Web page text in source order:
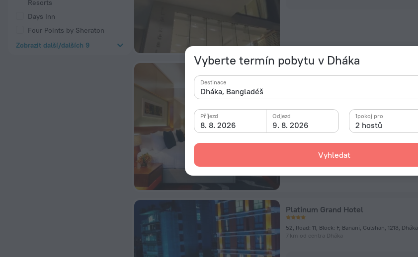
Vyberte termín pobytu v Dháka
Destinace
8. 8. 2026
Příjezd
9. 8. 2026
Odjezd
2 hostů
1pokoj pro
Vyhledat
Resorts
Days Inn
Four Points by Sheraton
Zobrazit další/dalších 9
6,9 km od centra Dháka
Pokoj v tomto
hotelu
Platinum Grand Hotel
52, Road: 11, Block: F, Banani, Gulshan, 1213, Dháka
7 km od centra Dháka